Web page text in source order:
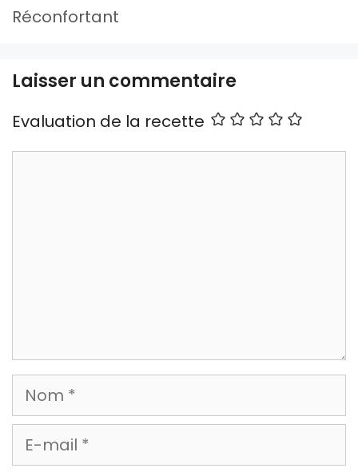
Réconfortant
Laisser un commentaire
Evaluation de la recette
Nom
E-
mail